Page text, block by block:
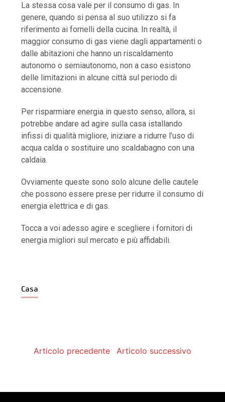
La stessa cosa vale per il consumo di gas. In
genere, quando si pensa al suo utilizzo si fa
riferimento ai fornelli della cucina. In realtà, il
maggior consumo di gas viene dagli appartamenti o
dalle abitazioni che hanno un riscaldamento
autonomo o semiautonomo, non a caso esistono
delle limitazioni in alcune città sul periodo di
accensione.
Per risparmiare energia in questo senso, allora, si
potrebbe andare ad agire sulla casa istallando
infissi di qualità migliore, iniziare a ridurre l’uso di
acqua calda o sostituire uno scaldabagno con una
caldaia.
Ovviamente queste sono solo alcune delle cautele
che possono essere prese per ridurre il consumo di
energia elettrica e di gas.
Tocca a voi adesso agire e scegliere i fornitori di
energia migliori sul mercato e più affidabili.
Casa
Articolo precedente Articolo successivo
Offerte luce e gas: come scegliere la soluzione più